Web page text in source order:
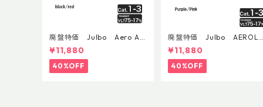
廃盤特価 Julbo Aero Asi
anFit
¥11,880
40%OFF
廃盤特価 Julbo
E AsianFit
¥11,880
40%OFF